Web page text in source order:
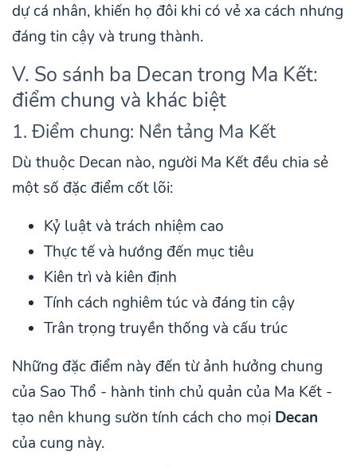
dự cá nhân, khiến họ đôi khi có vẻ xa cách nhưng
đáng tin cậy và trung thành.
V. So sánh ba Decan trong Ma Kết:
điểm chung và khác biệt
1. Điểm chung: Nền tảng Ma Kết
Dù thuộc Decan nào, người Ma Kết đều chia sẻ
một số đặc điểm cốt lõi:
Kỷ luật và trách nhiệm cao
Thực tế và hướng đến mục tiêu
Kiên trì và kiên định
Tính cách nghiêm túc và đáng tin cậy
Trân trọng truyền thống và cấu trúc
Những đặc điểm này đến từ ảnh hưởng chung
của Sao Thổ - hành tinh chủ quản của Ma Kết -
tạo nên khung sườn tính cách cho mọi Decan
của cung này.